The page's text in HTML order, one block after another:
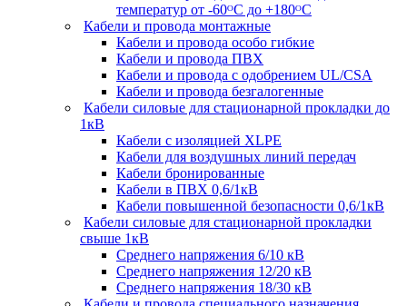
температур от -60ᴼC до +180ᴼС
Кабели и провода монтажные
Кабели и провода особо гибкие
Кабели и провода ПВХ
Кабели и провода с одобрением UL/CSA
Кабели и провода безгалогенные
Кабели силовые для стационарной прокладки до
1кВ
Кабели c изоляцией XLPE
Кабели для воздушных линий передач
Кабели бронированные
Кабели в ПВХ 0,6/1кВ
Кабели повышенной безопасности 0,6/1кВ
Кабели силовые для стационарной прокладки
свыше 1кВ
Среднего напряжения 6/10 кВ
Среднего напряжения 12/20 кВ
Среднего напряжения 18/30 кВ